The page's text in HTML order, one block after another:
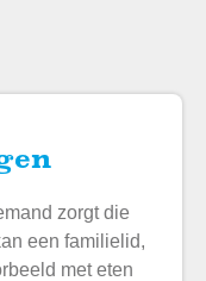
zorgt die
een familielid,
met eten